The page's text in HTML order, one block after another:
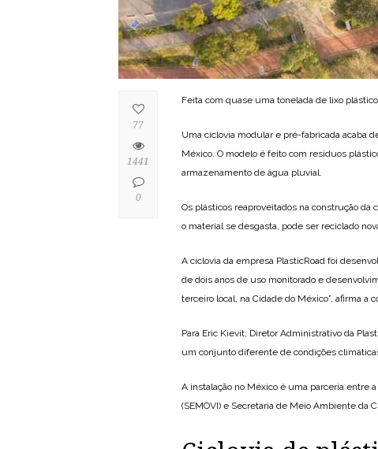
Feita com quase uma tonelada de lixo
Uma ciclovia modular e pré-fabricada acaba
México. O modelo é feito com resíduos
armazenamento de água pluvial.
Os plásticos reaproveitados na construção
o material se desgasta, pode ser reciclado
A ciclovia da empresa PlasticRoad foi
de dois anos de uso monitorado e
terceiro local, na Cidade do México”, afirma a
Para Eric Kievit, Diretor Administrativo da
um conjunto diferente de condições
A instalação no México é uma parceria entre
(SEMOVI) e Secretaria de Meio Ambiente da
77
1441
0